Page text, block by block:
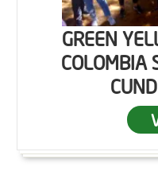
GREEN
COLOMBIA